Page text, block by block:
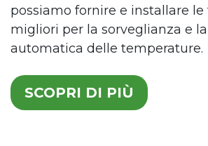
possiamo fornire e installare
migliori per la sorveglianza e
automatica delle temperature.
SCOPRI DI PIÙ